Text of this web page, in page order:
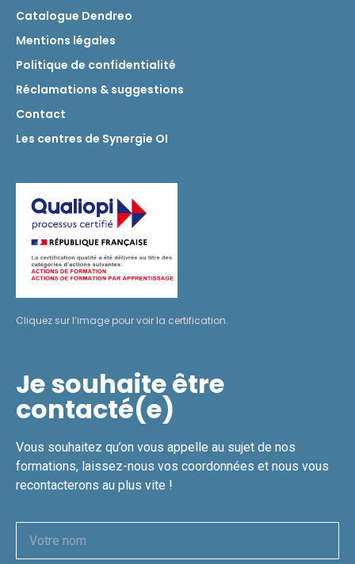
Catalogue Dendreo
Mentions légales
Politique de confidentialité
Réclamations & suggestions
Contact
Les centres de Synergie OI
Cliquez sur l’image pour voir la certification.
Je souhaite être
contacté(e)
Vous souhaitez qu’on vous appelle au sujet de nos
formations, laissez-nous vos coordonnées et nous vous
recontacterons au plus vite !